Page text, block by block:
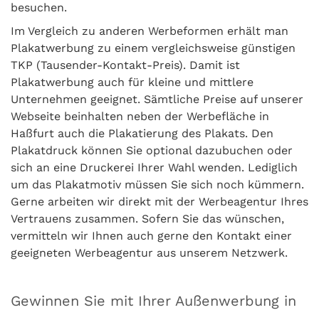
besuchen.
Im Vergleich zu anderen Werbeformen erhält man
Plakatwerbung zu einem vergleichsweise günstigen
TKP (Tausender-Kontakt-Preis). Damit ist
Plakatwerbung auch für kleine und mittlere
Unternehmen geeignet. Sämtliche Preise auf unserer
Webseite beinhalten neben der Werbefläche in
Haßfurt auch die Plakatierung des Plakats. Den
Plakatdruck können Sie optional dazubuchen oder
sich an eine Druckerei Ihrer Wahl wenden. Lediglich
um das Plakatmotiv müssen Sie sich noch kümmern.
Gerne arbeiten wir direkt mit der Werbeagentur Ihres
Vertrauens zusammen. Sofern Sie das wünschen,
vermitteln wir Ihnen auch gerne den Kontakt einer
geeigneten Werbeagentur aus unserem Netzwerk.
Gewinnen Sie mit Ihrer Außenwerbung in